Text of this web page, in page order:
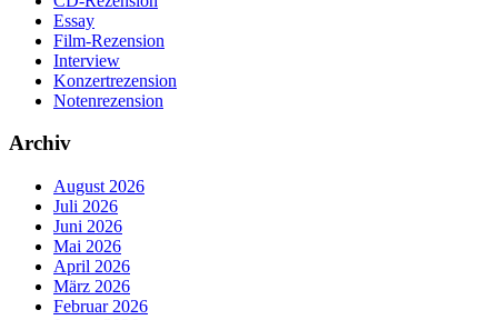
Essay
Film-Rezension
Interview
Konzertrezension
Notenrezension
Archiv
August 2026
Juli 2026
Juni 2026
Mai 2026
April 2026
März 2026
Februar 2026